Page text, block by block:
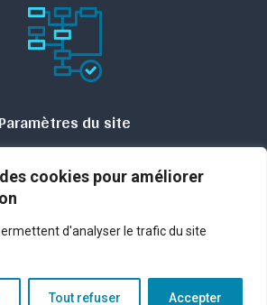
cookies pour améliorer
d'analyser le trafic du site
Tout refuser Accepter
Paramètres du site
Contact